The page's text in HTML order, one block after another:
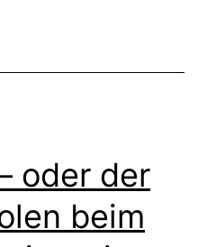
oder der
beim